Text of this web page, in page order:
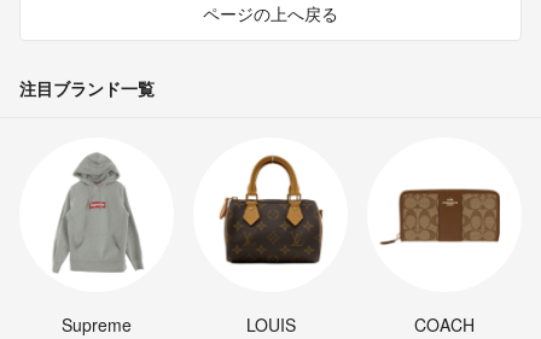
ページの上へ戻る
注目ブランド一覧
Supreme
LOUIS
COACH